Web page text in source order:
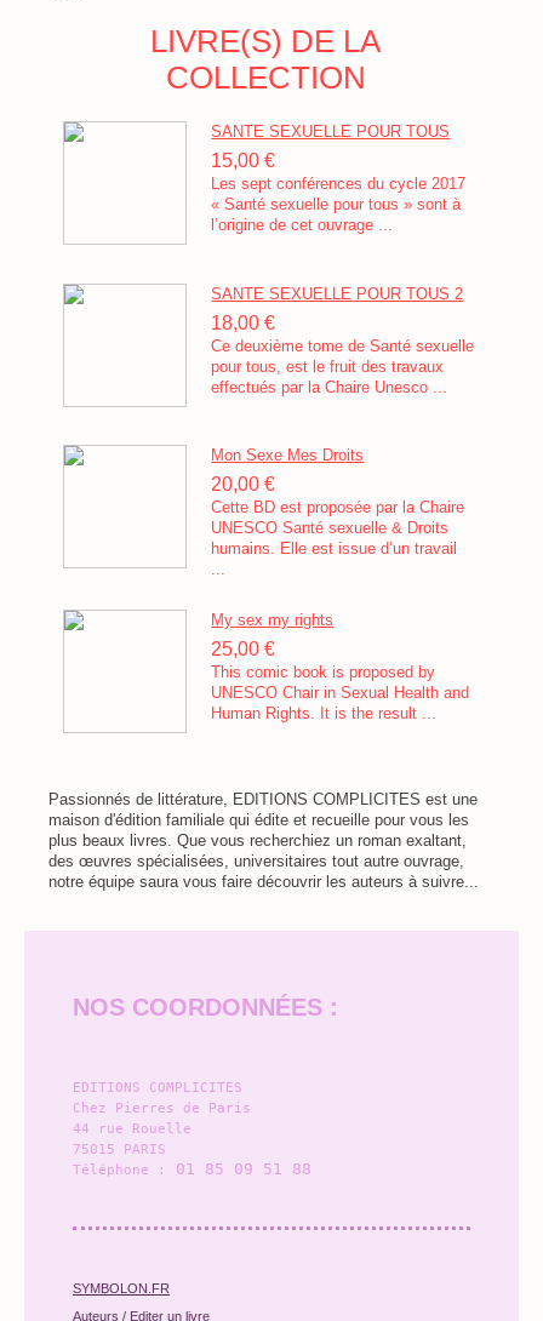
LIVRE(S) DE LA
COLLECTION
SANTE SEXUELLE POUR TOUS
15,00 €
Les sept conférences du cycle 2017
« Santé sexuelle pour tous » sont à
l’origine de cet ouvrage ...
SANTE SEXUELLE POUR TOUS 2
18,00 €
Ce deuxième tome de Santé sexuelle
pour tous, est le fruit des travaux
effectués par la Chaire Unesco ...
Mon Sexe Mes Droits
20,00 €
Cette BD est proposée par la Chaire
UNESCO Santé sexuelle & Droits
humains. Elle est issue d’un travail
...
My sex my rights
25,00 €
This comic book is proposed by
UNESCO Chair in Sexual Health and
Human Rights. It is the result ...
Passionnés de littérature, EDITIONS COMPLICITES est une
maison d'édition familiale qui édite et recueille pour vous les
plus beaux livres. Que vous recherchiez un roman exaltant,
des œuvres spécialisées, universitaires tout autre ouvrage,
notre équipe saura vous faire découvrir les auteurs à suivre...
NOS COORDONNÉES :
EDITIONS COMPLICITES
Chez Pierres de Paris
44 rue Rouelle
75015
PARIS
Téléphone :
01 85 09 51 88
SYMBOLON.FR
Auteurs / Editer un livre